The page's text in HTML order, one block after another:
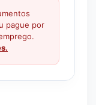
pague por